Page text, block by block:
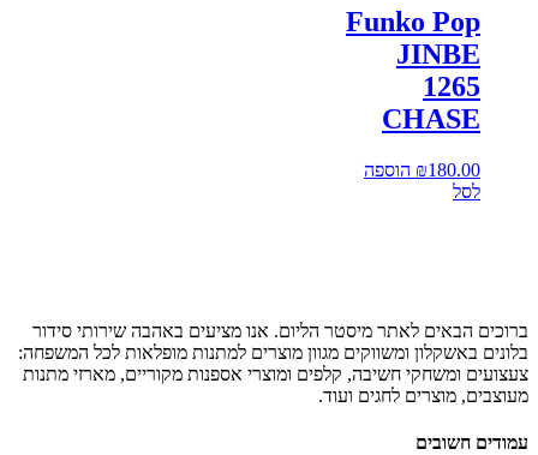
Funko Pop
JINBE
1265
CHASE
₪180.00
הוספה
לסל
ברוכים הבאים לאתר מיסטר הליום. אנו מציעים באהבה שירותי סידור
בלונים באשקלון ומשווקים מגוון מוצרים למתנות מופלאות לכל המשפחה:
צעצועים ומשחקי חשיבה, קלפים ומוצרי אספנות מקוריים, מארזי מתנות
מעוצבים, מוצרים לחגים ועוד.
עמודים חשובים